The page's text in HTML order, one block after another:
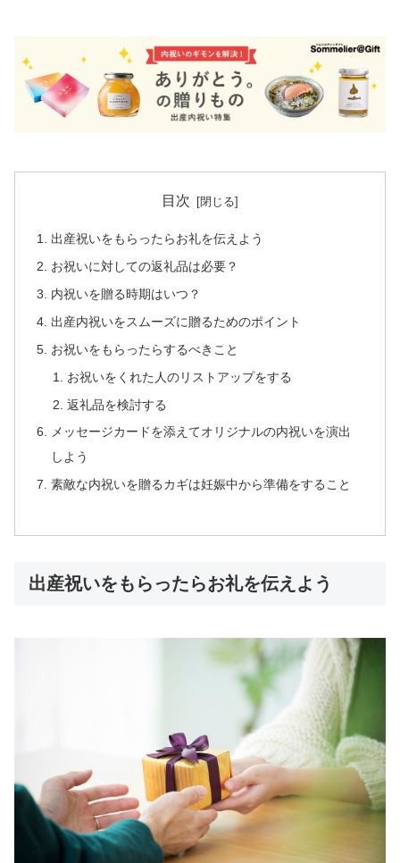
目次
出産祝いをもらったらお礼を伝えよう
お祝いに対しての返礼品は必要？
内祝いを贈る時期はいつ？
出産内祝いをスムーズに贈るためのポイント
お祝いをもらったらするべきこと
お祝いをくれた人のリストアップをする
返礼品を検討する
メッセージカードを添えてオリジナルの内祝いを演出
しよう
素敵な内祝いを贈るカギは妊娠中から準備をすること
出産祝いをもらったらお礼を伝えよう